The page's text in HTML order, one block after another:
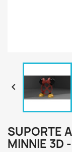

SUPORTE
MINNIE 3D